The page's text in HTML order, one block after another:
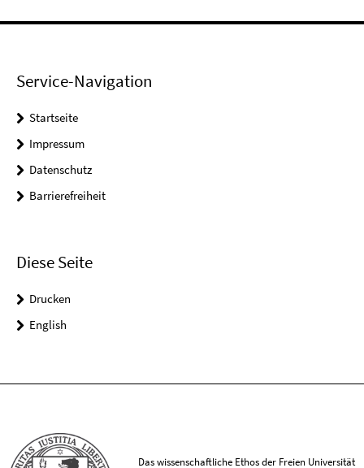
Service-Navigation
Startseite
Impressum
Datenschutz
Barrierefreiheit
Diese Seite
Drucken
English
Das wissenschaftliche Ethos der Freien Universität